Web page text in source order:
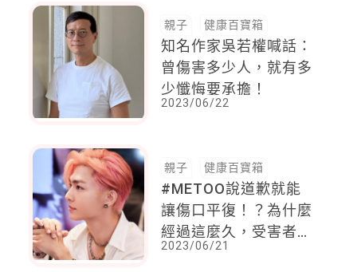
親子 健康百寶箱
知名作家吳若權喊話：
曾傷害多少人，就有多
少懺悔要承擔！
2023/06/22
親子 健康百寶箱
#METOO說道歉就能
讓傷口平復！？為什麼
經過這麼久，受害者還
不能放下！也許是這句
2023/06/21